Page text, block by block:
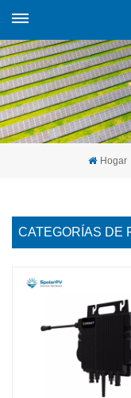
Hogar
CATEGORÍAS DE